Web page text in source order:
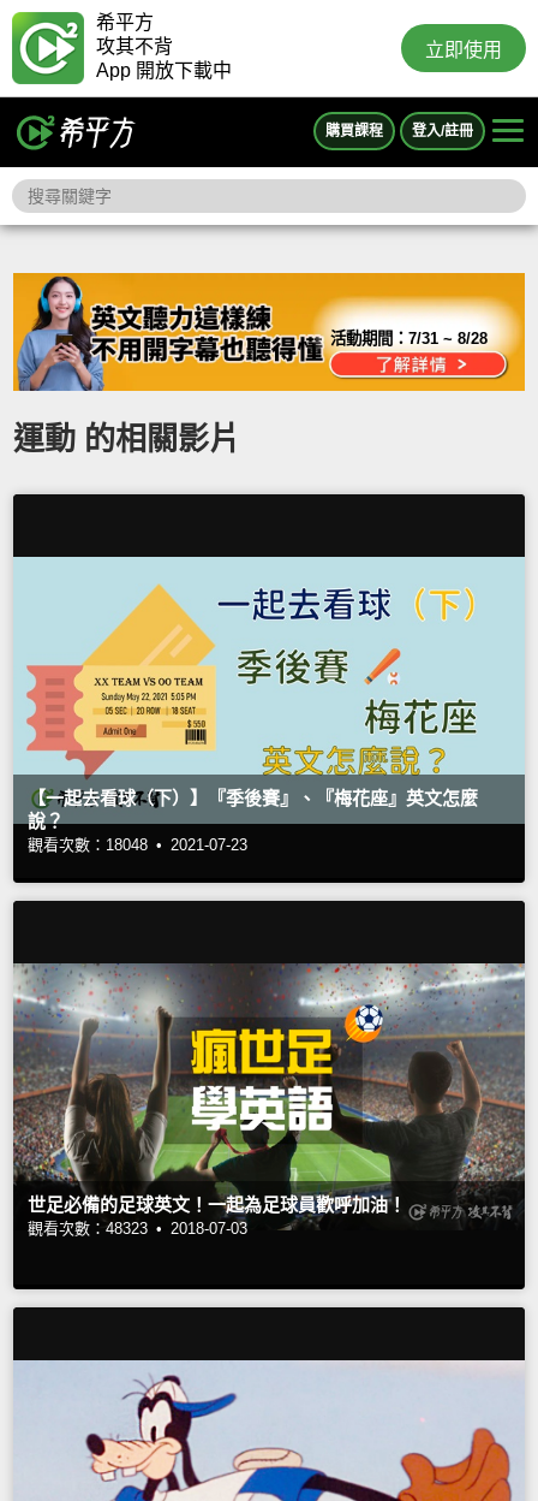
希平方
攻其不背
App 開放下載中
立即使用
購買課程 登入/註冊
活動期間：7/31 ~ 8/28
運動 的相關影片
【一起去看球（下）】『季後賽』、『梅花座』英文怎麼
說？
觀看次數：18048 • 2021-07-23
世足必備的足球英文！一起為足球員歡呼加油！
觀看次數：48323 • 2018-07-03